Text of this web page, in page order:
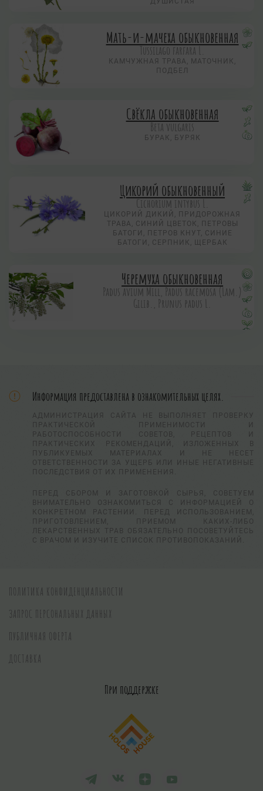
Мать-и-мачеха обыкновенная
Tussilago farfara L.
КАМЧУЖНАЯ ТРАВА, МАТОЧНИК,
ПОДБЕЛ
Свёкла обыкновенная
Beta vulgaris
БУРАК, БУРЯК
Цикорий обыкновенный
Cichorium intybus L.
ЦИКОРИЙ ДИКИЙ, ПРИДОРОЖНАЯ
ТРАВА, СИНИЙ ЦВЕТОК, ПЕТРОВЫ
БАТОГИ, ПЕТРОВ КНУТ, СИНИЕ
БАТОГИ, СЕРПНИК, ЩЕРБАК
Черемуха обыкновенная
Padus avium Mill, Padus racemosa (Lam.)
Gilib., Prunus padus L.
Информация предоставлена в ознакомительных целях.
АДМИНИСТРАЦИЯ САЙТА НЕ ВЫПОЛНЯЕТ ПРОВЕРКУ
ПРАКТИЧЕСКОЙ ПРИМЕНИМОСТИ И
РАБОТОСПОСОБНОСТИ СОВЕТОВ, РЕЦЕПТОВ И
ПРАКТИЧЕСКИХ РЕКОМЕНДАЦИЙ, ИЗЛОЖЕННЫХ В
ПУБЛИКУЕМЫХ МАТЕРИАЛАХ И НЕ НЕСЕТ
ОТВЕТСТВЕННОСТИ ЗА УЩЕРБ ИЛИ ИНЫЕ НЕГАТИВНЫЕ
ПОСЛЕДСТВИЯ ОТ ИХ ПРИМЕНЕНИЯ.
ПЕРЕД СБОРОМ И ЗАГОТОВКОЙ СЫРЬЯ, СОВЕТУЕМ
ВНИМАТЕЛЬНО ОЗНАКОМИТЬСЯ С ИНФОРМАЦИЕЙ О
КОНКРЕТНОМ РАСТЕНИИ. ПЕРЕД ИСПОЛЬЗОВАНИЕМ,
ПРИГОТОВЛЕНИЕМ, ПРИЕМОМ КАКИХ-ЛИБО
ЛЕКАРСТВЕННЫХ ТРАВ ОБЯЗАТЕЛЬНО ПОСОВЕТУЙТЕСЬ
С ВРАЧОМ И ИЗУЧИТЕ СПИСОК ПРОТИВОПОКАЗАНИЙ.
ПОЛИТИКА КОНФИДЕНЦИАЛЬНОСТИ
ЗАПРОС ПЕРСОНАЛЬНЫХ ДАННЫХ
ПУБЛИЧНАЯ ОФЕРТА
ДОСТАВКА
При поддержке